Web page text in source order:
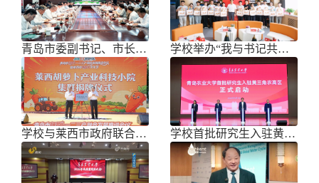
青岛市委副书记、市长任刚来校调研 学校举办“我与书记共话成长”师生面
学校与莱西市政府联合举办青岛市胡萝 学校首批研究生入驻黄三角农高区